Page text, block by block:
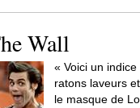
Wall
« Voici un
ratons laveurs
le masque de